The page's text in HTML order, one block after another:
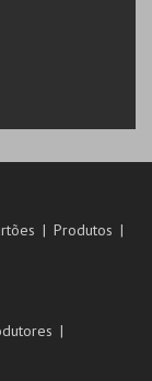
Produtos